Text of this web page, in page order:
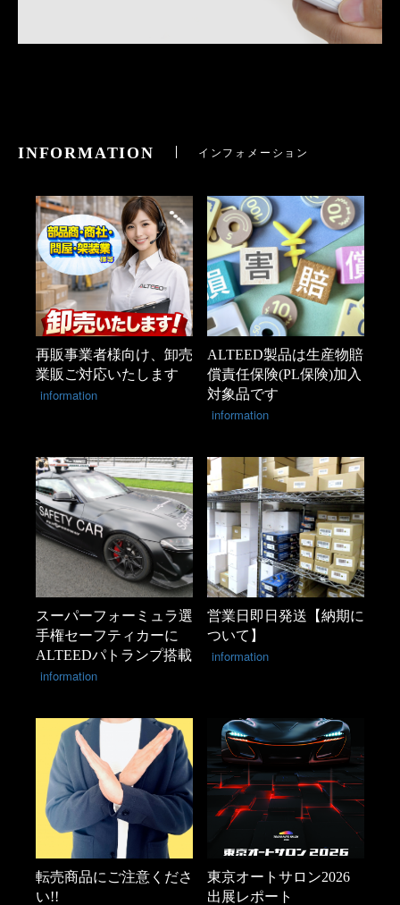
INFORMATION インフォメーション
再販事業者様向け、卸売
業販ご対応いたします
information
ALTEED製品は生産物賠
償責任保険(PL保険)加入
対象品です
information
スーパーフォーミュラ選
手権セーフティカーに
ALTEEDパトランプ搭載
information
営業日即日発送【納期に
ついて】
information
転売商品にご注意くださ
い!!
東京オートサロン2026
出展レポート